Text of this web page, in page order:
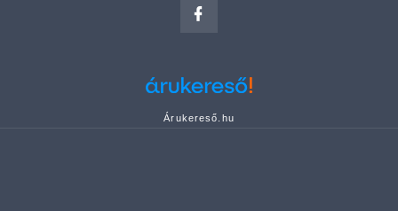
Árukereső.hu